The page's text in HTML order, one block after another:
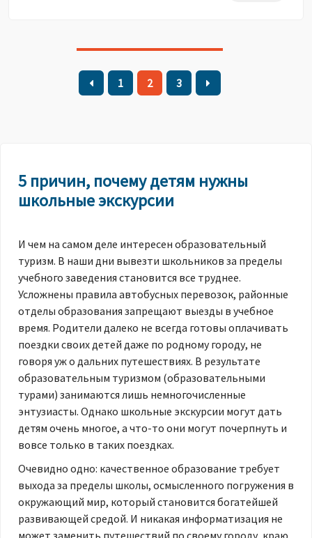
1 2 3
5 причин, почему детям нужны
школьные экскурсии
И чем на самом деле интересен образовательный
туризм. В наши дни вывезти школьников за пределы
учебного заведения становится все труднее.
Усложнены правила автобусных перевозок, районные
отделы образования запрещают выезды в учебное
время. Родители далеко не всегда готовы оплачивать
поездки своих детей даже по родному городу, не
говоря уж о дальних путешествиях. В результате
образовательным туризмом (образовательными
турами) занимаются лишь немногочисленные
энтузиасты. Однако школьные экскурсии могут дать
детям очень многое, а что-то они могут почерпнуть и
вовсе только в таких поездках.
Очевидно одно: качественное образование требует
выхода за пределы школы, осмысленного погружения в
окружающий мир, который становится богатейшей
развивающей средой. И никакая информатизация не
может заменить путешествий по своему городу, краю,